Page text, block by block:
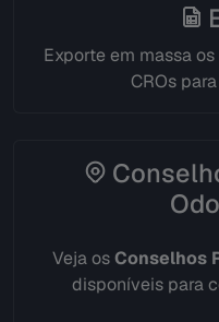
Exporte em massa
CROs
Veja osConselhos
disponíveis para